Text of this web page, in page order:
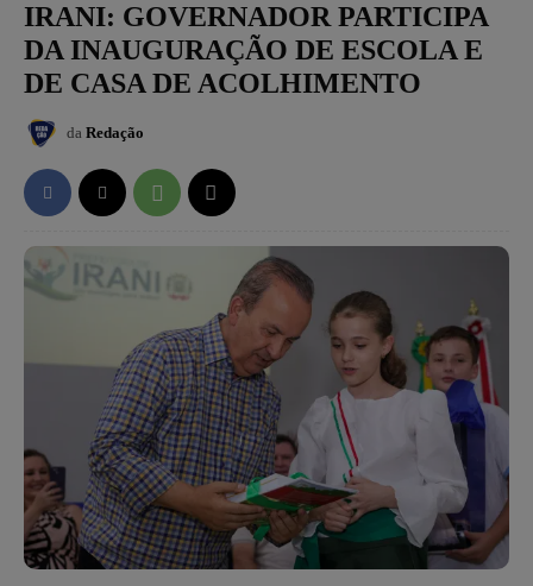
IRANI: GOVERNADOR PARTICIPA
DA INAUGURAÇÃO DE ESCOLA E
DE CASA DE ACOLHIMENTO
da Redação